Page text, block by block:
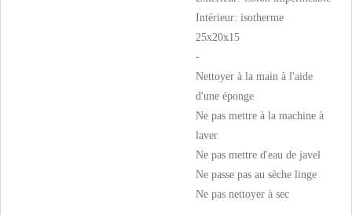
Intérieur: isotherme
25x20x15
-
Nettoyer à la main à l'aide
d'une éponge
Ne pas mettre à la machine à
laver
Ne pas mettre d'eau de javel
Ne passe pas au sèche linge
Ne pas nettoyer à sec